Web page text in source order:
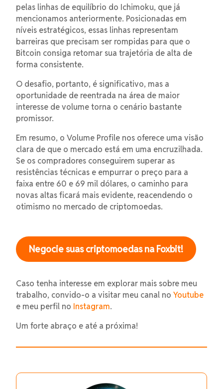
pelas linhas de equilíbrio do Ichimoku, que já
mencionamos anteriormente. Posicionadas em
níveis estratégicos, essas linhas representam
barreiras que precisam ser rompidas para que o
Bitcoin consiga retomar sua trajetória de alta de
forma consistente.
O desafio, portanto, é significativo, mas a
oportunidade de reentrada na área de maior
interesse de volume torna o cenário bastante
promissor.
Em resumo, o Volume Profile nos oferece uma visão
clara de que o mercado está em uma encruzilhada.
Se os compradores conseguirem superar as
resistências técnicas e empurrar o preço para a
faixa entre 60 e 69 mil dólares, o caminho para
novas altas ficará mais evidente, reacendendo o
otimismo no mercado de criptomoedas.
Negocie suas criptomoedas na Foxbit!
Caso tenha interesse em explorar mais sobre meu
trabalho, convido-o a visitar meu canal no Youtube
e meu perfil no Instagram.
Um forte abraço e até a próxima!